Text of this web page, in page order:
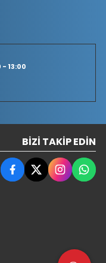
13:00
BIZI TAKIP EDIN